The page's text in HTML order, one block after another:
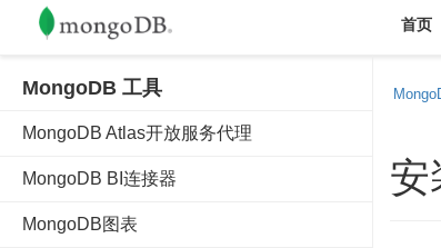
首页
MongoDB 工具
MongoDB Atlas开放服务代理
MongoDB BI连接器
MongoDB图表
安